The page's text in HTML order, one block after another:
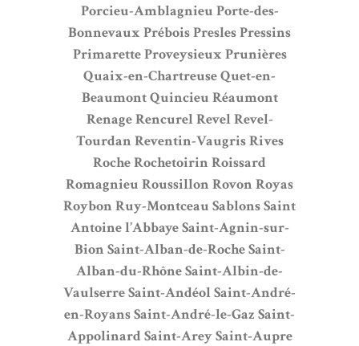
Porcieu-Amblagnieu Porte-des-
Bonnevaux PréboisPreslesPressins
PrimaretteProveysieux Prunières
Quaix-en-ChartreuseQuet-en-
BeaumontQuincieu Réaumont
RenageRencurelRevelRevel-
Tourdan Reventin-VaugrisRives
RocheRochetoirin Roissard
Romagnieu Roussillon Rovon Royas
Roybon Ruy-Montceau SablonsSaint
Antoine l’AbbayeSaint-Agnin-sur-
Bion Saint-Alban-de-RocheSaint-
Alban-du-RhôneSaint-Albin-de-
VaulserreSaint-AndéolSaint-André-
en-RoyansSaint-André-le-Gaz Saint-
Appolinard Saint-AreySaint-Aupre